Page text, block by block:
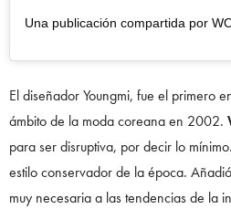
El diseñador Youngmi, fue el primero
ámbito de la moda coreana en 2002.
para ser disruptiva, por decir lo
estilo conservador de la época.
muy necesaria a las tendencias de la